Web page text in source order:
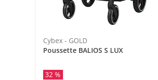
Cybex - GOLD
Poussette BALIOS S LUX
32 %